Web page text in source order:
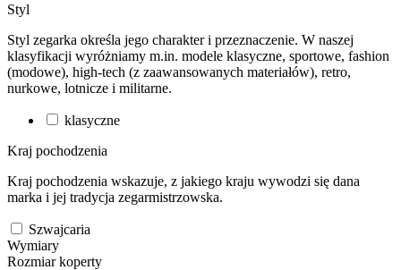
Styl
Styl zegarka określa jego charakter i przeznaczenie. W naszej
klasyfikacji wyróżniamy m.in. modele klasyczne, sportowe, fashion
(modowe), high-tech (z zaawansowanych materiałów), retro,
nurkowe, lotnicze i militarne.
klasyczne
Kraj pochodzenia
Kraj pochodzenia wskazuje, z jakiego kraju wywodzi się dana
marka i jej tradycja zegarmistrzowska.
Szwajcaria
Wymiary
Rozmiar koperty